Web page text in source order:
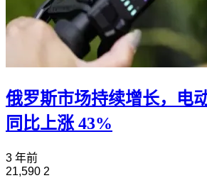
俄罗斯市场持续增长，电
同比上涨 43%
3 年前
21,590 2